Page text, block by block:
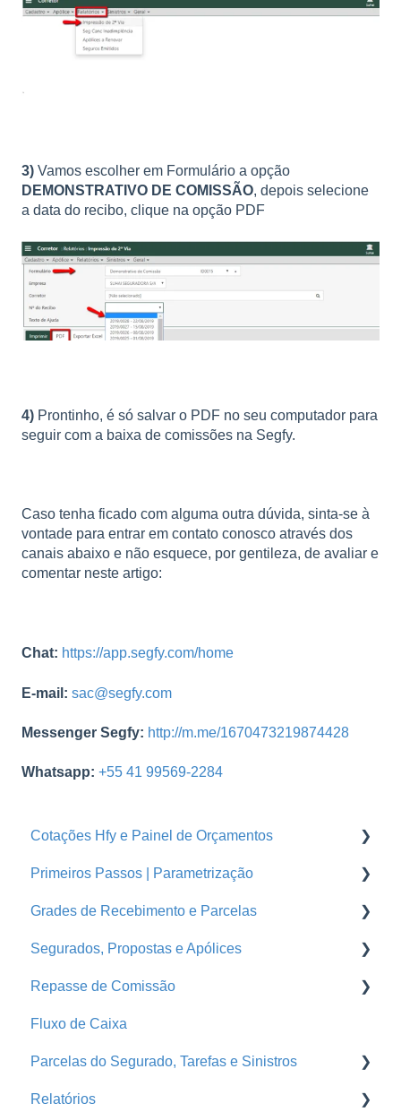
3) Vamos escolher em Formulário a opção
DEMONSTRATIVO DE COMISSÃO, depois selecione
a data do recibo, clique na opção PDF
4) Prontinho, é só salvar o PDF no seu computador para
seguir com a baixa de comissões na Segfy.
Caso tenha ficado com alguma outra dúvida, sinta-se à
vontade para entrar em contato conosco através dos
canais abaixo e não esquece, por gentileza, de avaliar e
comentar neste artigo:
Chat: https://app.segfy.com/home
E-mail: sac@segfy.com
Messenger Segfy: http://m.me/1670473219874428
Whatsapp: +55 41 99569-2284
Cotações Hfy e Painel de Orçamentos
Orçamentos
Cotações Hfy
Logins Seguradoras
Primeiros Passos | Parametrização
Usuários
Corretoras
Ramos
Seguradoras
Treinamentos
Conta Segfy
Grades de Recebimento e Parcelas
Parcelas
Grades de Recebimento
Segurados, Propostas e Apólices
Endossos
Propostas e Apólices
Portal da Seguradora
Segurados
Repasse de Comissão
Grade de Pagamento - Repasse
Repasse
Faturas
Fluxo de Caixa
Parcelas do Segurado, Tarefas e Sinistros
E-mail Marketing
Relatórios